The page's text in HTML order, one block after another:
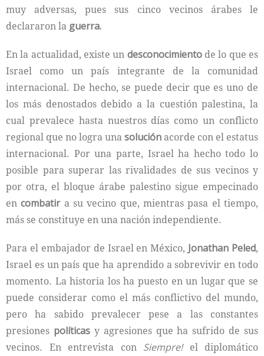
muy adversas, pues sus cinco vecinos árabes le
declararon la guerra.
En la actualidad, existe un desconocimientode lo que es
Israel como un país integrante de la comunidad
internacional. De hecho, se puede decir que es uno de
los más denostados debido a la cuestión palestina, la
cual prevalece hasta nuestros días como un conflicto
regional que no logra unasolución acorde con el estatus
internacional. Por una parte, Israel ha hecho todo lo
posible para superar las rivalidades de sus vecinos y
por otra, el bloque árabe palestino sigue empecinado
encombatira su vecino que, mientras pasa el tiempo,
más se constituye en una nación independiente.
Para el embajador de Israel en México, Jonathan Peled,
Israel es un país que ha aprendido a sobrevivir en todo
momento. La historia los ha puesto en un lugar que se
puede considerar como el más conflictivo del mundo,
pero ha sabido prevalecer pese a las constantes
presiones políticasy agresiones que ha sufrido de sus
vecinos. En entrevista con Siempre! el diplomático